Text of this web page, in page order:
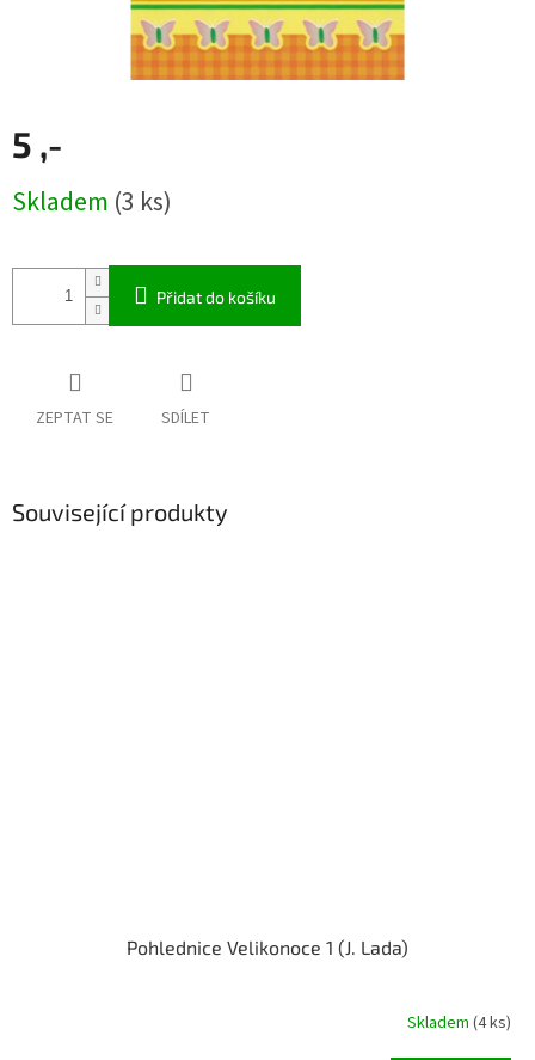
5 ,-
cena:
Skladem (3 ks)
Přidat do košíku
ZEPTAT SE SDÍLET
Související produkty
Pohlednice Velikonoce 1 (J. Lada)
Skladem (4 ks)